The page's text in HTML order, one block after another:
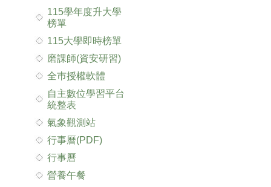
115學年度升大學
榜單
115大學即時榜單
磨課師(資安研習)
全巿授權軟體
自主數位學習平台
統整表
氣象觀測站
行事曆(PDF)
行事曆
營養午餐